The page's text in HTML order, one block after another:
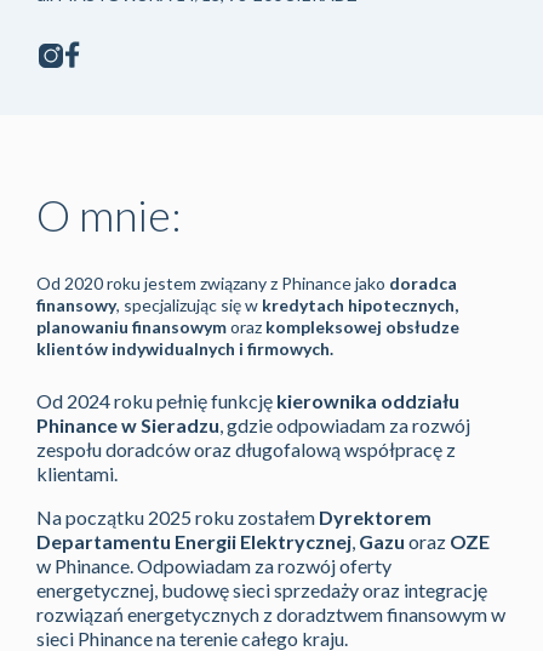
O mnie:
Od 2020 roku jestem związany z Phinance jako doradca
finansowy, specjalizując się w kredytach hipotecznych,
planowaniu finansowymoraz kompleksowej obsłudze
klientów indywidualnych i firmowych.
Od 2024 roku pełnię funkcję kierownika oddziału
Phinance w Sieradzu, gdzie odpowiadam za rozwój
zespołu doradców oraz długofalową współpracę z
klientami.
Na początku 2025 roku zostałem Dyrektorem
Departamentu Energii Elektrycznej, Gazu oraz OZE
w Phinance. Odpowiadam za rozwój oferty
energetycznej, budowę sieci sprzedaży oraz integrację
rozwiązań energetycznych z doradztwem finansowym w
sieci Phinance na terenie całego kraju.